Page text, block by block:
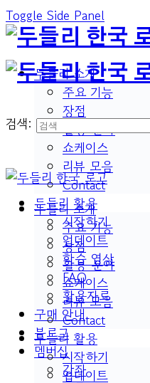
Toggle Side Panel
두들리 소개
주요 기능
장점
활용 분야
쇼케이스
리뷰 모음
Contact
두들리 활용
시작하기
업데이트
학습 영상
FAQ
활용자료
구매 안내
블로그
멤버십
강좌
검색:
두들리 소개
주요 기능
장점
활용 분야
쇼케이스
리뷰 모음
Contact
두들리 활용
시작하기
업데이트